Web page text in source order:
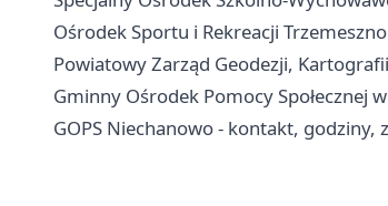
Ośrodek Sportu i Rekreacji
Powiatowy Zarząd Geodezji,
Gminny Ośrodek Pomocy Społecznej
GOPS Niechanowo - kontakt, godziny,